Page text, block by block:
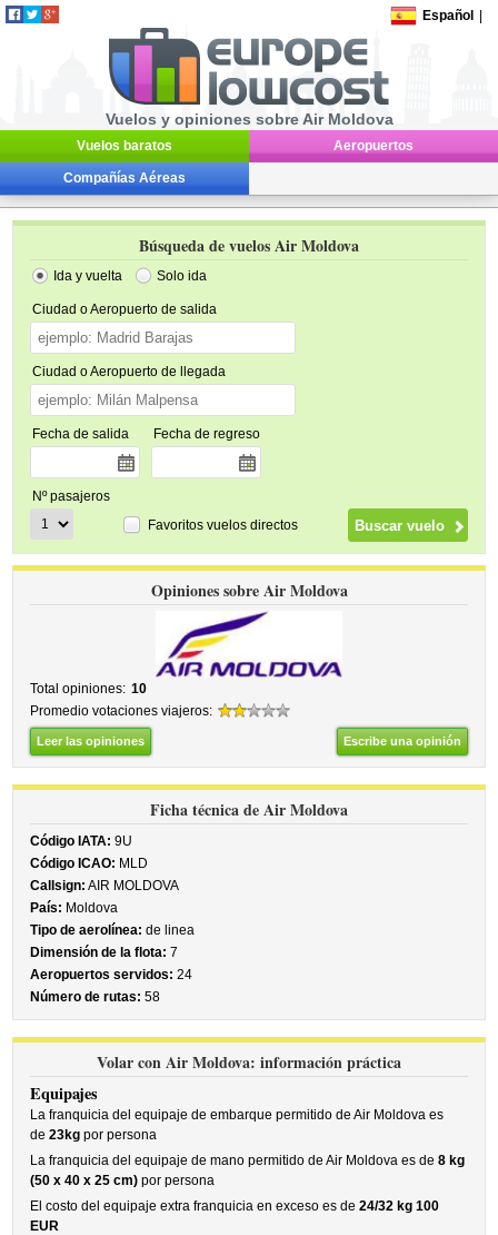
Español
Vuelos y opiniones sobre Air Moldova
Vuelos baratos Aeropuertos
Compañías Aéreas
Búsqueda de vuelos Air Moldova
Ida y vuelta Solo ida
Ciudad o Aeropuerto de salida
Ciudad o Aeropuerto de llegada
Fecha de salida Fecha de regreso
Nº pasajeros
Favoritos vuelos directos
Opiniones sobre Air Moldova
Total opiniones: 10
Promedio votaciones viajeros:
Leer las opiniones Escribe una opinión
Ficha técnica de Air Moldova
Código IATA: 9U
Código ICAO: MLD
Callsign: AIR MOLDOVA
País: Moldova
Tipo de aerolínea: de linea
Dimensión de la flota: 7
Aeropuertos servidos: 24
Número de rutas: 58
Volar con Air Moldova: información práctica
Equipajes
La franquicia del equipaje de embarque permitido de Air Moldova es
de23kg por persona
La franquicia del equipaje de mano permitido de Air Moldova es de8 kg
(50 x 40 x 25 cm) por persona
El costo del equipaje extra franquicia en exceso es de24/32 kg 100
EUR